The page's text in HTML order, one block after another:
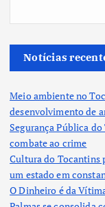
Notícias
Meio ambiente no
desenvolvimento de
Segurança Pública
combate ao crime
Cultura do Tocantins
um estado em
O Dinheiro é da